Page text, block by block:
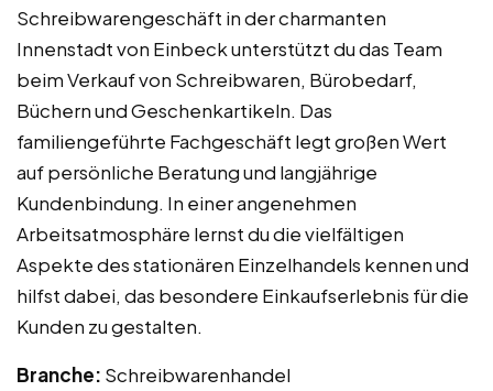
Schreibwarengeschäft in der charmanten
Innenstadt von Einbeck unterstützt du das Team
beim Verkauf von Schreibwaren, Bürobedarf,
Büchern und Geschenkartikeln. Das
familiengeführte Fachgeschäft legt großen Wert
auf persönliche Beratung und langjährige
Kundenbindung. In einer angenehmen
Arbeitsatmosphäre lernst du die vielfältigen
Aspekte des stationären Einzelhandels kennen und
hilfst dabei, das besondere Einkaufserlebnis für die
Kunden zu gestalten.
Branche: Schreibwarenhandel